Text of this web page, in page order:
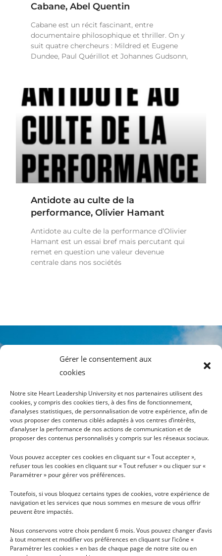
Gérer le consentement aux
cookies
Notre site Heart Leadership University et nos partenaires utilisent des
cookies, y compris des cookies tiers, à des fins de fonctionnement,
d’analyses statistiques, de personnalisation de votre expérience, afin de
vous proposer des contenus ciblés adaptés à vos centres d’intérêts,
d’analyser la performance de nos actions de communication et de
proposer des contenus personnalisés y compris sur les réseaux sociaux.
Vous pouvez accepter ces cookies en cliquant sur « Tout accepter »,
refuser tous les cookies en cliquant sur « Tout refuser » ou cliquer sur «
Paramétrer » pour gérer vos préférences.
Toutefois, si vous bloquez certains types de cookies, votre expérience de
navigation et les services que nous sommes en mesure de vous offrir
peuvent être impactés.
Nous conservons votre choix pendant 6 mois. Vous pouvez changer d’avis
à tout moment et modifier vos préférences en cliquant sur l’icône «
Paramétrer les cookies » en bas de chaque page de notre site ou en
Cabane, Abel Quentin
Cabane est un récit fascinant, entre
documentaire philosophique et thriller. On y
suit quatre chercheurs : Mildred et Eugene
Dundee, Paul Quérillot et Johannes Gudsonn,
Antidote au culte de la
performance, Olivier Hamant
Antidote au culte de la performance d’Olivier
Hamant est un essai bref mais percutant qui
remet en question une valeur devenue
centrale dans nos sociétés
INFOS
TÉLÉCHARGER LA
BROCHURE
CONDITIONS GÉNÉRALES
D'UTILISATION
PLAN DU SITE
HLU
PRÉSENTATION
RECHERCHE
NOUS CONTACTER
INSCRIPTION À LA NEWSLETTER MENSUELLE